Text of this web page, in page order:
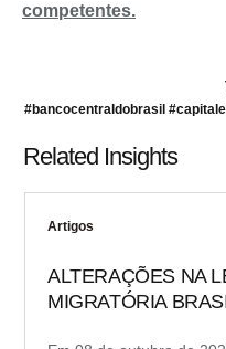
competentes.
#bancocentraldobrasil
Related Insights
Artigos
ALTERAÇÕES NA
MIGRATÓRIA